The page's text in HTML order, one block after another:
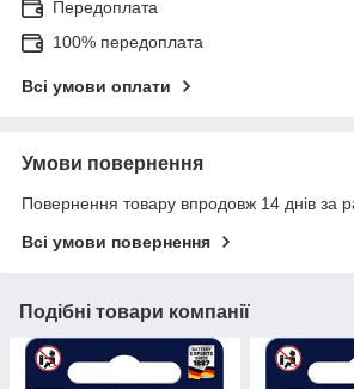
Передоплата
100% передоплата
Всі умови оплати
Умови повернення
Повернення товару впродовж 14 днів за
Всі умови повернення
Подібні товари компанії